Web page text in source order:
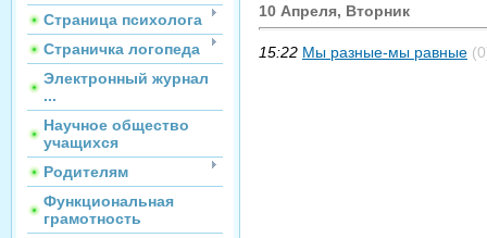
Страница психолога
Страничка логопеда
Электронный журнал
...
Научное общество
учащихся
Родителям
Функциональная
грамотность
10 Апреля, Вторник
15:22 Мы разные-мы равные